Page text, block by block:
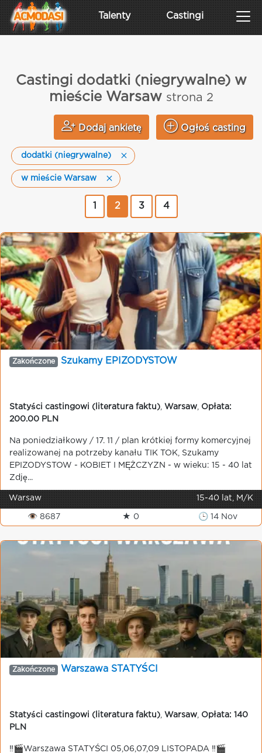
Talenty Castingi
Castingi dodatki (niegrywalne) w
mieście Warsaw strona 2
Dodaj ankietę Ogłoś casting
dodatki (niegrywalne)
w mieście Warsaw
2 3 4
Zakończone Szukamy EPIZODYSTOW
Statyści castingowi (literatura faktu) Warsaw
Opłata:
200.00 PLN
Na poniedziałkowy / 17. 11 / plan krótkiej formy komercyjnej
realizowanej na potrzeby kanału TIK TOK, Szukamy
EPIZODYSTOW - KOBIET I MĘŻCZYZN - w wieku: 15 - 40 lat
Zdję...
Warsaw 15-40 lat, M/K
👁 8687 ★ 0 🕒 14 Nov
Zakończone Warszawa STATYŚCI
Statyści castingowi (literatura faktu) Warsaw
Opłata: 140
PLN
‼️🎬Warszawa STATYŚCI 05,06,07,09 LISTOPADA ‼️🎬